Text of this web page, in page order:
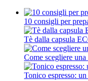
10 consigli per
Tè dalla capsula
Come scegliere
Tonico espresso: